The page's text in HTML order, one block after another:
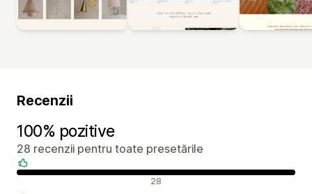
Recenzii
100% pozitive
28 recenzii pentru toate presetările
Recenzii pozitive 28